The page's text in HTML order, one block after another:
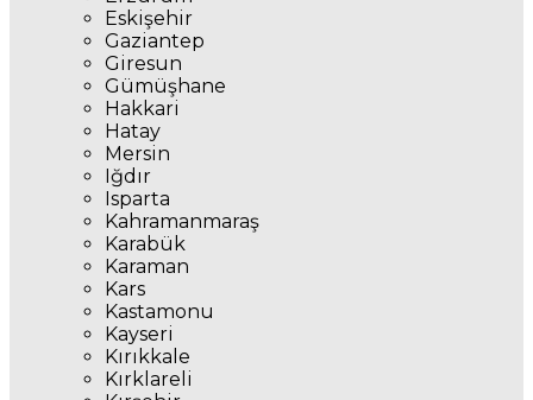
Eskişehir
Gaziantep
Giresun
Gümüşhane
Hakkari
Hatay
Mersin
Iğdır
Isparta
Kahramanmaraş
Karabük
Karaman
Kars
Kastamonu
Kayseri
Kırıkkale
Kırklareli